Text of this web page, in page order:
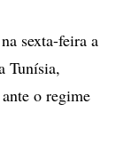
sexta-feira a
Tunísia,
o regime